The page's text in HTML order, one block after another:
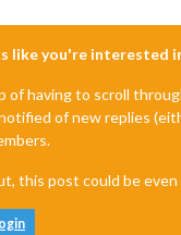
like you're interested
of having to scroll
of new replies
this post could be